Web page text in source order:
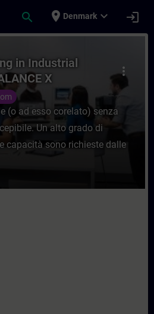
search place Denmark expand_more login
Routing in Industrial
more_vert
in Industrial
X
(o ad esso corelato) senza
Un alto grado di
capacità sono richieste dalle